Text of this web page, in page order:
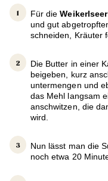
Für die
und gut
schneiden, Kräuter
Die Butter in einer
beigeben, kurz
untermengen und
das Mehl langsam
anschwitzen, die
wird.
Nun lässt man die
noch etwa 20